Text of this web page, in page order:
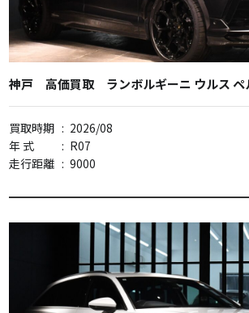
神戸 高価買取 ランボルギーニ ウルス ペ
買取時期 : 2026/08
年 式
: R07
走行距離 : 9000